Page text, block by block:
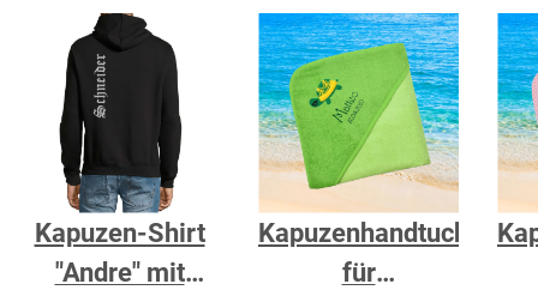
Kapuzen-Shirt
"Andre" mit
Kapuzenhandtuch
für